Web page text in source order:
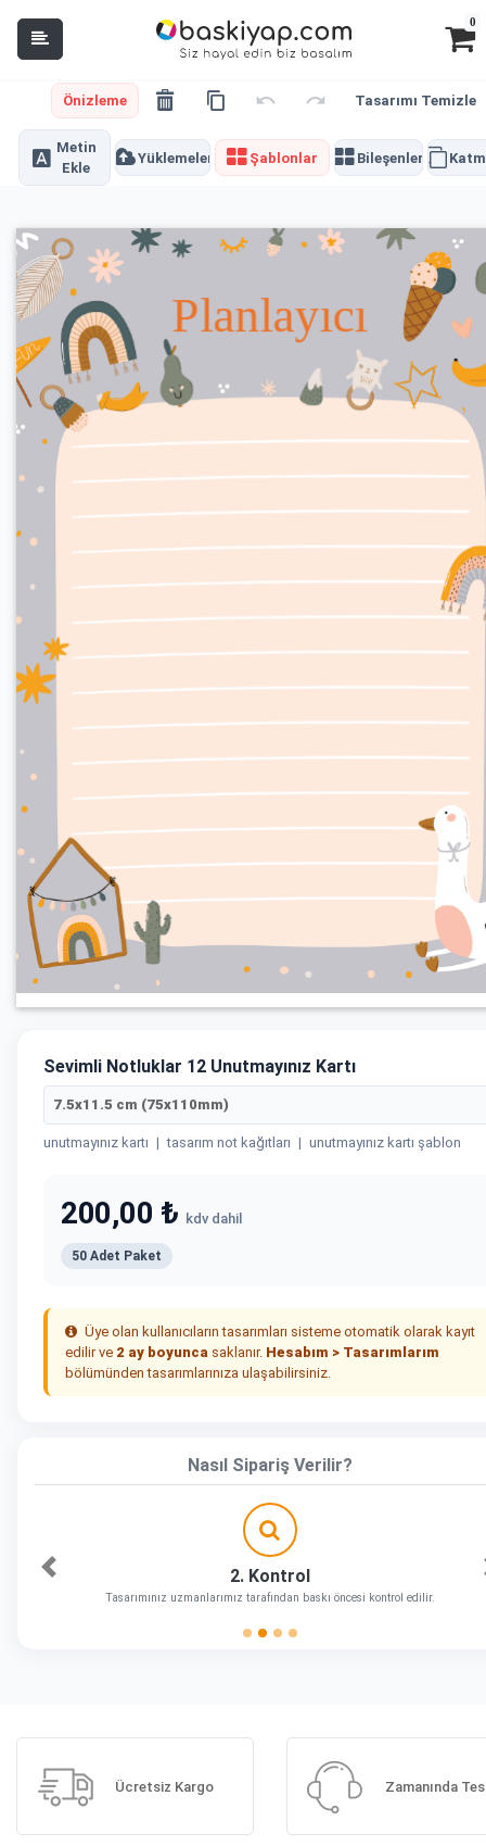
0
Önizleme Tasarımı Temizle
Metin
Ekle
Yüklemeler Şablonlar Bileşenler
Sevimli Notluklar 12 Unutmayınız Kartı
7.5x11.5 cm (75x110mm)
unutmayınız kartı | tasarım not kağıtları | unutmayınız kartı şablon
200,00 ₺ kdv dahil
50 Adet Paket
Üye olan kullanıcıların tasarımları sisteme otomatik olarak kayıt
edilir ve 2 ay boyunca saklanır. Hesabım > Tasarımlarım
bölümünden tasarımlarınıza ulaşabilirsiniz.
Nasıl Sipariş Verilir?
2. Kontrol
Tasarımınız uzmanlarımız tarafından baskı öncesi kontrol edilir.
Önceki
Ücretsiz Kargo Zamanında